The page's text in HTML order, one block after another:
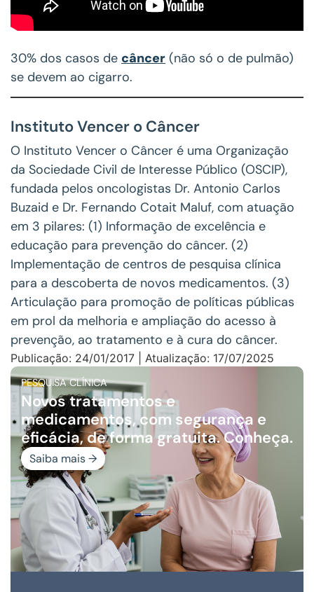
30% dos casos de câncer (não só o de pulmão)
se devem ao cigarro.
Instituto Vencer o Câncer
O Instituto Vencer o Câncer é uma Organização
da Sociedade Civil de Interesse Público (OSCIP),
fundada pelos oncologistas Dr. Antonio Carlos
Buzaid e Dr. Fernando Cotait Maluf, com atuação
em 3 pilares: (1) Informação de excelência e
educação para prevenção do câncer. (2)
Implementação de centros de pesquisa clínica
para a descoberta de novos medicamentos. (3)
Articulação para promoção de políticas públicas
em prol da melhoria e ampliação do acesso à
prevenção, ao tratamento e à cura do câncer.
Publicação: 24/01/2017 | Atualização: 17/07/2025
PESQUISA CLÍNICA
Novos tratamentos e
medicamentos, com segurança e
eficácia, de forma gratuita. Conheça.
Saiba mais →